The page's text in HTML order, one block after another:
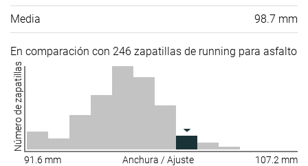
Media 98.7 mm
En comparación con 246 zapatillas de running para asfalto
Número de zapatillas
91.6 mm Anchura / Ajuste 107.2 mm